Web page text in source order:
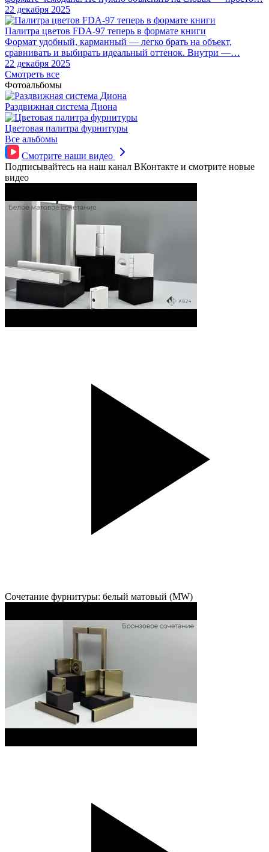
22 декабря 2025
Палитра цветов FDA-97 теперь в формате книги
Формат удобный, карманный — легко брать на объект,
сравнивать и выбирать идеальный оттенок. Внутри —…
22 декабря 2025
Смотреть все
Фотоальбомы
Раздвижная система Диона
Цветовая палитра фурнитуры
Все альбомы
Смотрите наши видео
Подписывайтесь на наш канал ВКонтакте и смотрите новые
видео
Сочетание фурнитуры: белый матовый (MW)